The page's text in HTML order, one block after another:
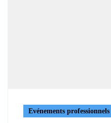
Evénements professionnels